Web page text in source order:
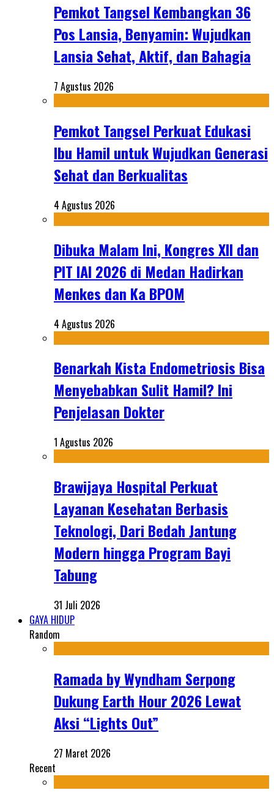
Pemkot Tangsel Kembangkan 36
Pos Lansia, Benyamin: Wujudkan
Lansia Sehat, Aktif, dan Bahagia
7 Agustus 2026
Pemkot Tangsel Perkuat Edukasi
Ibu Hamil untuk Wujudkan Generasi
Sehat dan Berkualitas
4 Agustus 2026
Dibuka Malam Ini, Kongres XII dan
PIT IAI 2026 di Medan Hadirkan
Menkes dan Ka BPOM
4 Agustus 2026
Benarkah Kista Endometriosis Bisa
Menyebabkan Sulit Hamil? Ini
Penjelasan Dokter
1 Agustus 2026
Brawijaya Hospital Perkuat
Layanan Kesehatan Berbasis
Teknologi, Dari Bedah Jantung
Modern hingga Program Bayi
Tabung
31 Juli 2026
GAYA HIDUP
Random
Ramada by Wyndham Serpong
Dukung Earth Hour 2026 Lewat
Aksi “Lights Out”
27 Maret 2026
Recent